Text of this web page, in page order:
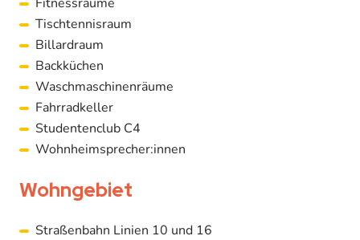
Tischtennisraum
Billardraum
Backküchen
Waschmaschinenräume
Fahrradkeller
Studentenclub C4
Wohnheimsprecher:innen
Wohngebiet
Straßenbahn Linien 10 und 16